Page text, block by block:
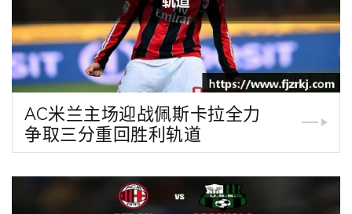
AC米兰主场迎战佩斯卡拉全力
争取三分重回胜利轨道